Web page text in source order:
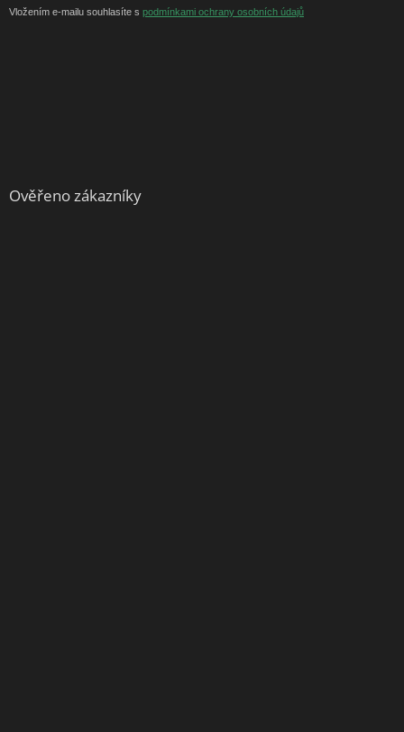
Vložením e-mailu souhlasíte s podmínkami ochrany osobních údajů
Ověřeno zákazníky